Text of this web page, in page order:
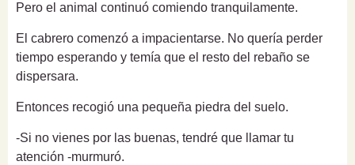
Pero el animal continuó comiendo tranquilamente.
El cabrero comenzó a impacientarse. No quería perder
tiempo esperando y temía que el resto del rebaño se
dispersara.
Entonces recogió una pequeña piedra del suelo.
-Si no vienes por las buenas, tendré que llamar tu
atención -murmuró.